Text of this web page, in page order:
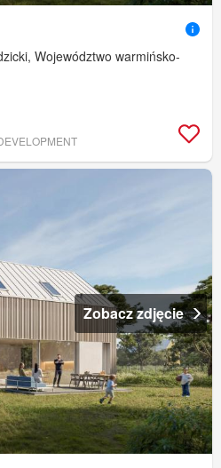
Województwo warmińsko-
Zobacz zdjęcie